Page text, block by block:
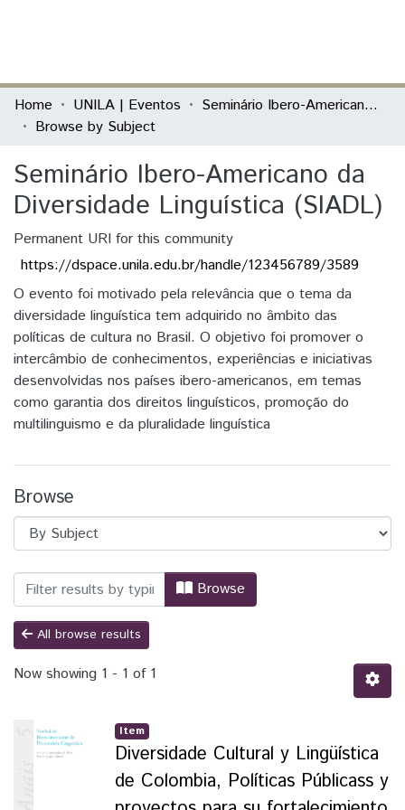
Communities & Collections
All of DSpace
Home UNILA | Eventos
Seminário Ibero-Americano da Diversidade Linguística (SIADL)
Browse by Subject
Seminário Ibero-Americano da
Diversidade Linguística (SIADL)
Permanent URI for this community
https://dspace.unila.edu.br/handle/123456789/3589
O evento foi motivado pela relevância que o tema da
diversidade linguística tem adquirido no âmbito das
políticas de cultura no Brasil. O objetivo foi promover o
intercâmbio de conhecimentos, experiências e iniciativas
desenvolvidas nos países ibero-americanos, em temas
como garantia dos direitos linguísticos, promoção do
multilinguismo e da pluralidade linguística
Browse
Browsing Seminário Ibero-Americano
Browse
All browse results
Now showing 1 - 1 of 1
Item
Diversidade Cultural y Lingüística
de Colombia, Políticas Públicass y